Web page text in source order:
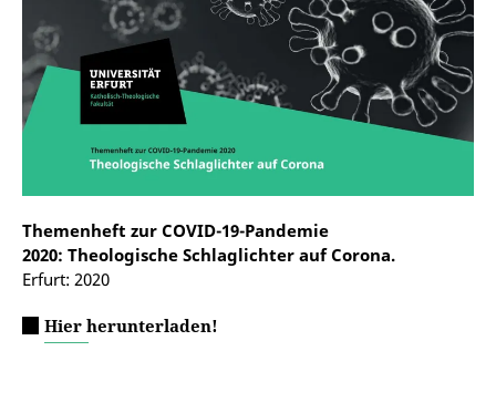
Themenheft zur COVID-19-Pandemie
2020: Theologische Schlaglichter auf Corona.
Erfurt: 2020
Hier herunterladen!